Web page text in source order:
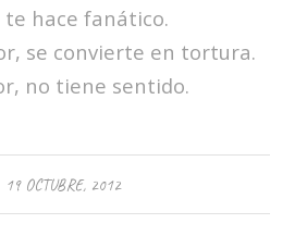
te hace fanático.
se convierte en tortura.
no tiene sentido.
19 OCTUBRE, 2012